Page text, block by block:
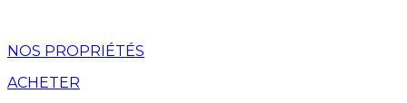
NOS PROPRIÉTÉS
ACHETER